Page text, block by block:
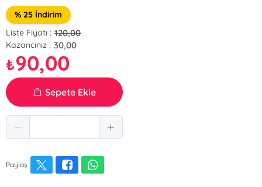
% 25 İndirim
Liste Fiyatı : 120,00
Kazancınız : 30,00
₺90,00
Sepete Ekle
Paylaş